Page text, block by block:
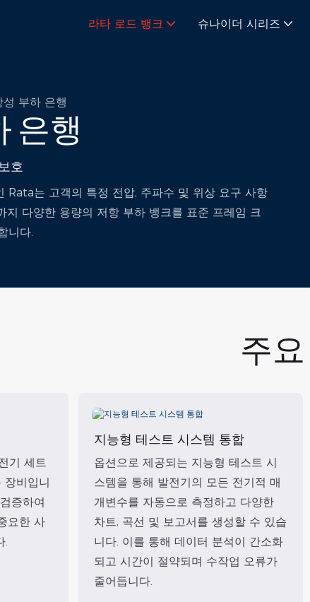
라타 로드 뱅크 슈나이더 시리즈
성 부하 은행
은행
호
Rata는 고객의 특정 전압, 주파수 및 위상 요구 사항
다양한 용량의 저항 부하 뱅크를 표준 ​​프레임 크
니다.
주
기 세트
비입니
증하여
요한 사
.
지능형 테스트 시스템 통합
옵션으로 제공되는 지능형 테스트 시
스템을 통해 발전기의 모든 전기적 매
개변수를 자동으로 측정하고 다양한
차트, 곡선 및 보고서를 생성할 수 있습
니다. 이를 통해 데이터 분석이 간소화
되고 시간이 절약되며 수작업 오류가
줄어듭니다.